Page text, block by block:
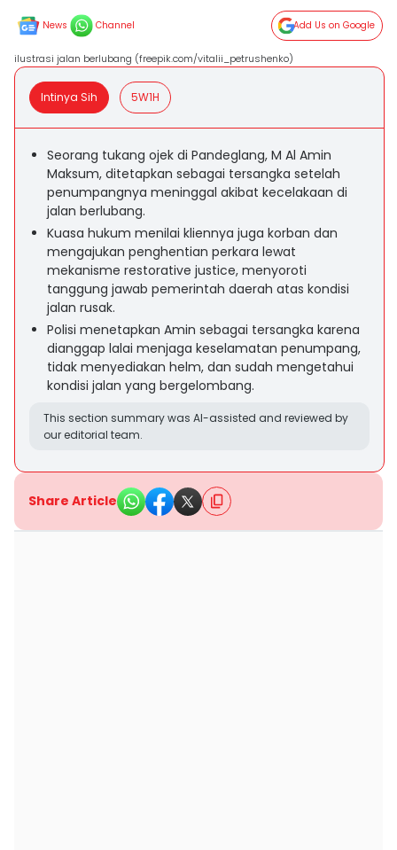
News Channel Add Us on Google
ilustrasi jalan berlubang (freepik.com/vitalii_petrushenko)
Intinya Sih 5W1H
Seorang tukang ojek di Pandeglang, M Al Amin
Maksum, ditetapkan sebagai tersangka setelah
penumpangnya meninggal akibat kecelakaan di
jalan berlubang.
Kuasa hukum menilai kliennya juga korban dan
mengajukan penghentian perkara lewat
mekanisme restorative justice, menyoroti
tanggung jawab pemerintah daerah atas kondisi
jalan rusak.
Polisi menetapkan Amin sebagai tersangka karena
dianggap lalai menjaga keselamatan penumpang,
tidak menyediakan helm, dan sudah mengetahui
kondisi jalan yang bergelombang.
This section summary was AI-assisted and reviewed by
our editorial team.
Share Article